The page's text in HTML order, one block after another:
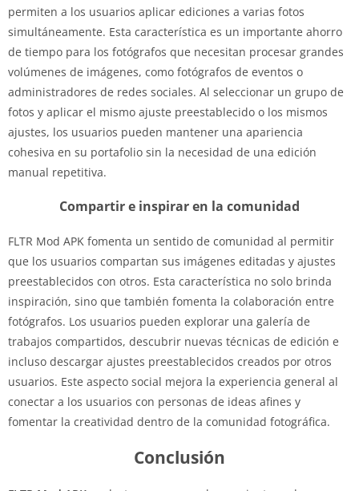
permiten a los usuarios aplicar ediciones a varias fotos
simultáneamente. Esta característica es un importante ahorro
de tiempo para los fotógrafos que necesitan procesar grandes
volúmenes de imágenes, como fotógrafos de eventos o
administradores de redes sociales. Al seleccionar un grupo de
fotos y aplicar el mismo ajuste preestablecido o los mismos
ajustes, los usuarios pueden mantener una apariencia
cohesiva en su portafolio sin la necesidad de una edición
manual repetitiva.
Compartir e inspirar en la comunidad
FLTR Mod APK fomenta un sentido de comunidad al permitir
que los usuarios compartan sus imágenes editadas y ajustes
preestablecidos con otros. Esta característica no solo brinda
inspiración, sino que también fomenta la colaboración entre
fotógrafos. Los usuarios pueden explorar una galería de
trabajos compartidos, descubrir nuevas técnicas de edición e
incluso descargar ajustes preestablecidos creados por otros
usuarios. Este aspecto social mejora la experiencia general al
conectar a los usuarios con personas de ideas afines y
fomentar la creatividad dentro de la comunidad fotográfica.
Conclusión